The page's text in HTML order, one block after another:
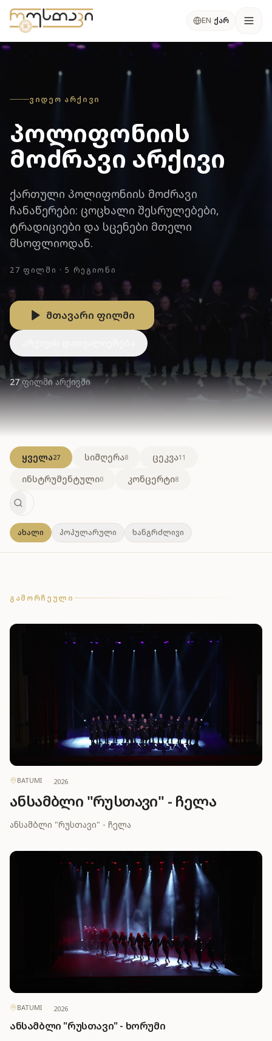
კონტენტზე გადასვლა
EN ქარ
ᲕᲘᲓᲔᲝ ᲐᲠᲥᲘᲕᲘ
პოლიფონიის
მოძრავი არქივი
ქართული პოლიფონიის მოძრავი
ჩანაწერები: ცოცხალი შესრულებები,
ტრადიციები და სცენები მთელი
მსოფლიოდან.
27 ᲤᲘᲚᲛᲘ · 5 ᲠᲔᲒᲘᲝᲜᲘ
მთავარი ფილმი
27 ფილმი არქივში
ყველა27 სიმღერა8 ცეკვა11
ინსტრუმენტული0 კონცერტი8
ახალი პოპულარული ხანგრძლივი
27 შედეგი
ᲒᲐᲛᲝᲠᲩᲔᲣᲚᲘ
BATUMI · 2026
ანსამბლი "რუსთავი" - ჩელა
ანსამბლი "რუსთავი" - ჩელა
BATUMI · 2026
ანსამბლი "რუსთავი" - ხორუმი